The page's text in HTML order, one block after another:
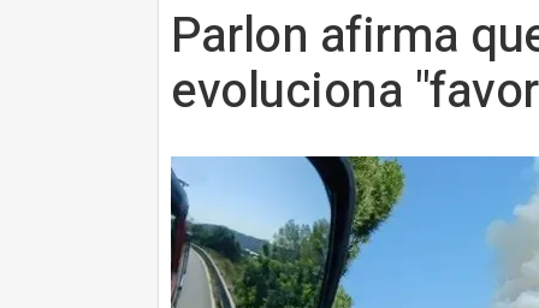
Parlon afirma
evoluciona